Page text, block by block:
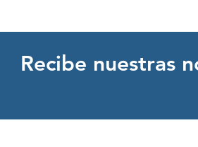
Recibe nuestras